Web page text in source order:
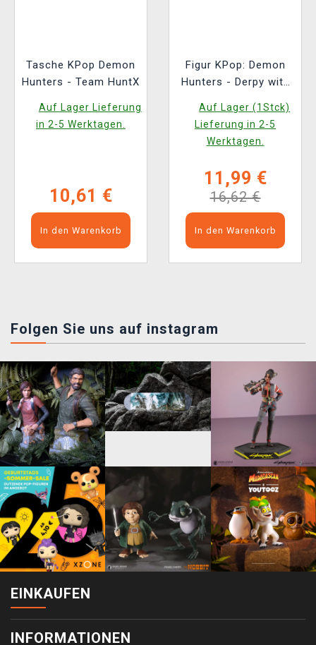
Tasche KPop Demon
Hunters - Team HuntX
Auf Lager Lieferung
in 2-5 Werktagen.
10,61 €
In den Warenkorb
Figur KPop: Demon
Hunters - Derpy with
Dark (Funko POP!
Animation 2260)
Auf Lager (1Stck)
Lieferung in 2-5
Werktagen.
11,99 €
16,62 €
In den Warenkorb
Folgen Sie uns auf instagram
EINKAUFEN
INFORMATIONEN